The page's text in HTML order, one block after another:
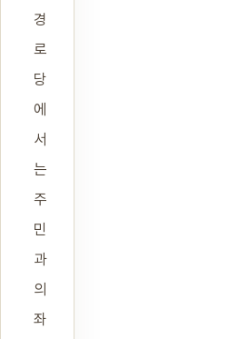
경
로
당
에
서
는
주
민
과
의
좌